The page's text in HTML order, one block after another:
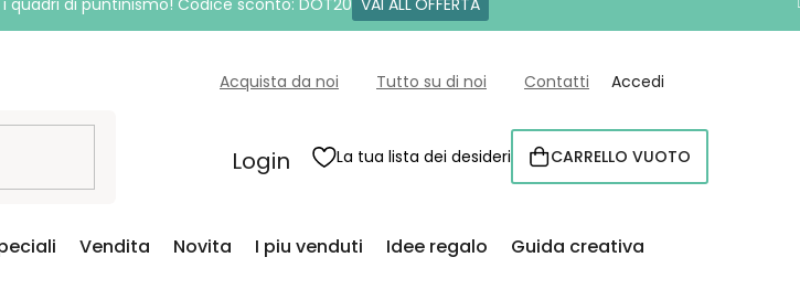
quadri di puntinismo! Codice sconto: DOT20 VAI ALL'OFFERTA
Acquista da noi Tutto su di noi Contatti Accedi
Login La tua lista dei desideri CARRELLO
CARRELLO VUOTO
Vendita Novita I piu venduti Idee regalo Guida creativa